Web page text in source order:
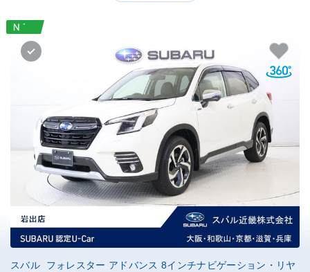
スバル フォレスター アドバンス 8インチナビゲーション・リヤ